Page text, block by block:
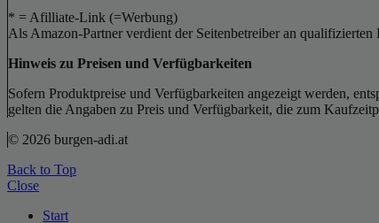
* = Afilliate-Link (=Werbung)
Als Amazon-Partner verdient der Seitenbetreiber an qualifizierten
Hinweis zu Preisen und Verfügbarkeiten
Sofern Produktpreise und Verfügbarkeiten angezeigt werden,
gelten die Angaben zu Preis und Verfügbarkeit, die zum
© 2026 burgen-adi.at
Back to Top
Close
Start